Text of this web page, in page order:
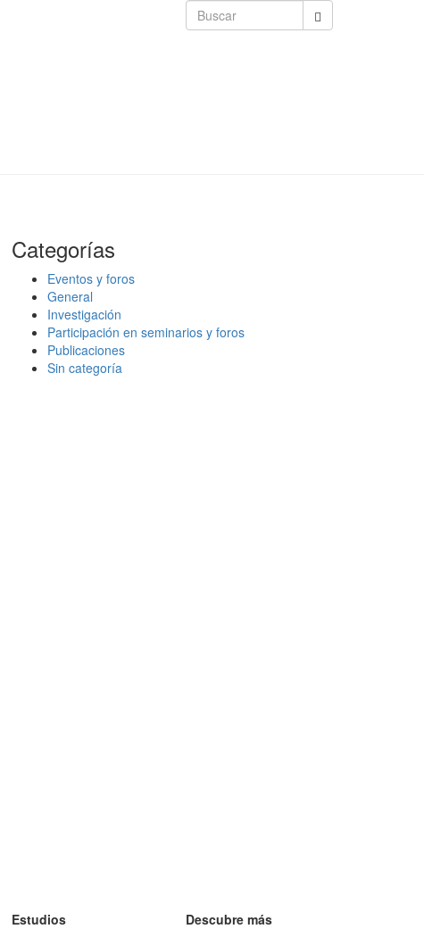
Categorías
Eventos y foros
General
Investigación
Participación en seminarios y foros
Publicaciones
Sin categoría
Estudios
Descubre más